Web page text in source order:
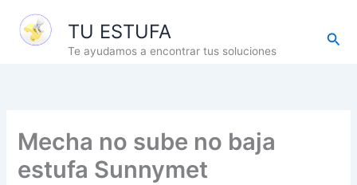
contenido
TU ESTUFA
Te ayudamos a encontrar tus soluciones
Mecha no sube no baja
estufa Sunnymet